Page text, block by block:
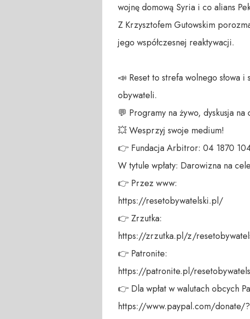
wojnę domową Syria i co alians
Z Krzysztofem Gutowskim
jego współczesnej reaktywacji.
📣 Reset to strefa wolnego
obywateli.
💬 Programy na żywo, dyskusja
💥 Wesprzyj swoje medium!
👉 Fundacja Arbitror: 04 1870
W tytule wpłaty: Darowizna na
👉 Przez www:
https://resetobywatelski.pl/
👉 Zrzutka:
https://zrzutka.pl/z/
👉 Patronite:
https://patronite.pl/
👉 Dla wpłat w walutach obcych
https://www.paypal.com/donate/